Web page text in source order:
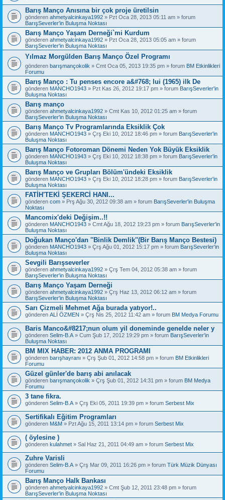
Barış Manço Anısına bir çok proje üretilsin
gönderen ahmetyalcinkaya1992 » Pzt Oca 28, 2013 05:11 am » forum
BarışSeverler'in Buluşma Noktası
Barış Manço Yaşam Derneği`mi Kurdum
gönderen ahmetyalcinkaya1992 » Pzt Oca 28, 2013 05:05 am » forum
BarışSeverler'in Buluşma Noktası
Yılmaz Morgülden Barış Manço Özel Programı
gönderen barışmançokolik » Cmt Oca 05, 2013 19:35 pm » forum BM Etkinlikleri
Forumu
Barış Manço : Tu penses encore a&#768; lui (1965) ilk De
gönderen MANCHO1943 » Pzt Kas 26, 2012 19:17 pm » forum BarışSeverler'in
Buluşma Noktası
Barış manço
gönderen ahmetyalcinkaya1992 » Cmt Kas 10, 2012 01:25 am » forum
BarışSeverler'in Buluşma Noktası
Barış Manço Tv Programlarında Eksiklik Çok
gönderen MANCHO1943 » Çrş Eki 10, 2012 18:46 pm » forum BarışSeverler'in
Buluşma Noktası
Barış Manço Fotoroman Dönemi Neden Yok Büyük Eksiklik
gönderen MANCHO1943 » Çrş Eki 10, 2012 18:38 pm » forum BarışSeverler'in
Buluşma Noktası
Barış Manço ve Grupları Bölüm'ündeki Eksiklik
gönderen MANCHO1943 » Çrş Eki 10, 2012 18:28 pm » forum BarışSeverler'in
Buluşma Noktası
FATİH'TEKİ ŞEKERCİ HANI...
gönderen com » Prş Ağu 30, 2012 09:38 am » forum BarışSeverler'in Buluşma
Noktası
Mancomix'deki Değişim..!!
gönderen MANCHO1943 » Cmt Ağu 18, 2012 19:23 pm » forum BarışSeverler'in
Buluşma Noktası
Doğukan Manço'dan ''Binlik Demlik''(Bir Barış Manço Bestesi)
gönderen MANCHO1943 » Çrş Ağu 01, 2012 15:17 pm » forum BarışSeverler'in
Buluşma Noktası
Sevgili Barışseverler
gönderen ahmetyalcinkaya1992 » Çrş Tem 04, 2012 05:38 am » forum
BarışSeverler'in Buluşma Noktası
Barış Manço Yaşam Derneği
gönderen ahmetyalcinkaya1992 » Çrş Haz 13, 2012 06:12 am » forum
BarışSeverler'in Buluşma Noktası
Sarı Çizmeli Mehmet Ağa burada yatıyor!..
gönderen ALİ ÖZMEN » Çrş Nis 25, 2012 11:42 am » forum BM Medya Forumu
Baris Manco&#8217;nun olum yil doneminde genelde neler y
gönderen Selim-B.A » Cum Şub 17, 2012 19:29 pm » forum BarışSeverler'in
Buluşma Noktası
BM MIX HABER: 2012 ANMA PROGRAMI
gönderen barışhayranı » Çrş Şub 01, 2012 14:58 pm » forum BM Etkinlikleri
Forumu
Güzel günler'de barış abi anılacak
gönderen barışmançokolik » Çrş Şub 01, 2012 14:31 pm » forum BM Medya
Forumu
3 tane fikra.
gönderen Selim-B.A » Çrş Eki 05, 2011 19:39 pm » forum Serbest Mix
Sertifikalı Eğitim Programları
gönderen M&M » Pzt Ağu 15, 2011 13:14 pm » forum Serbest Mix
( öylesine )
gönderen kulahmet » Sal Haz 21, 2011 04:49 am » forum Serbest Mix
Zuhre Varisli
gönderen Selim-B.A » Çrş Mar 09, 2011 16:26 pm » forum Türk Müzik Dünyası
Forumu
Barış Manço Halk Bankası
gönderen ahmetyalcinkaya1992 » Cmt Şub 12, 2011 23:48 pm » forum
BarışSeverler'in Buluşma Noktası